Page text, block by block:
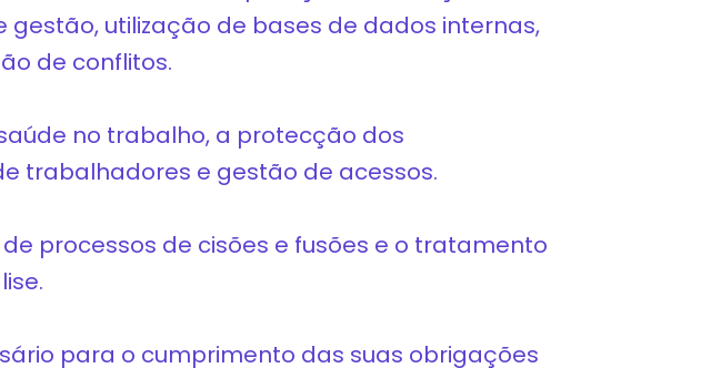
utilização de bases de dados internas,
de conflitos.
no trabalho, a protecção dos
trabalhadores e gestão de acessos.
processos de cisões e fusões e o tratamento
para o cumprimento das suas obrigações